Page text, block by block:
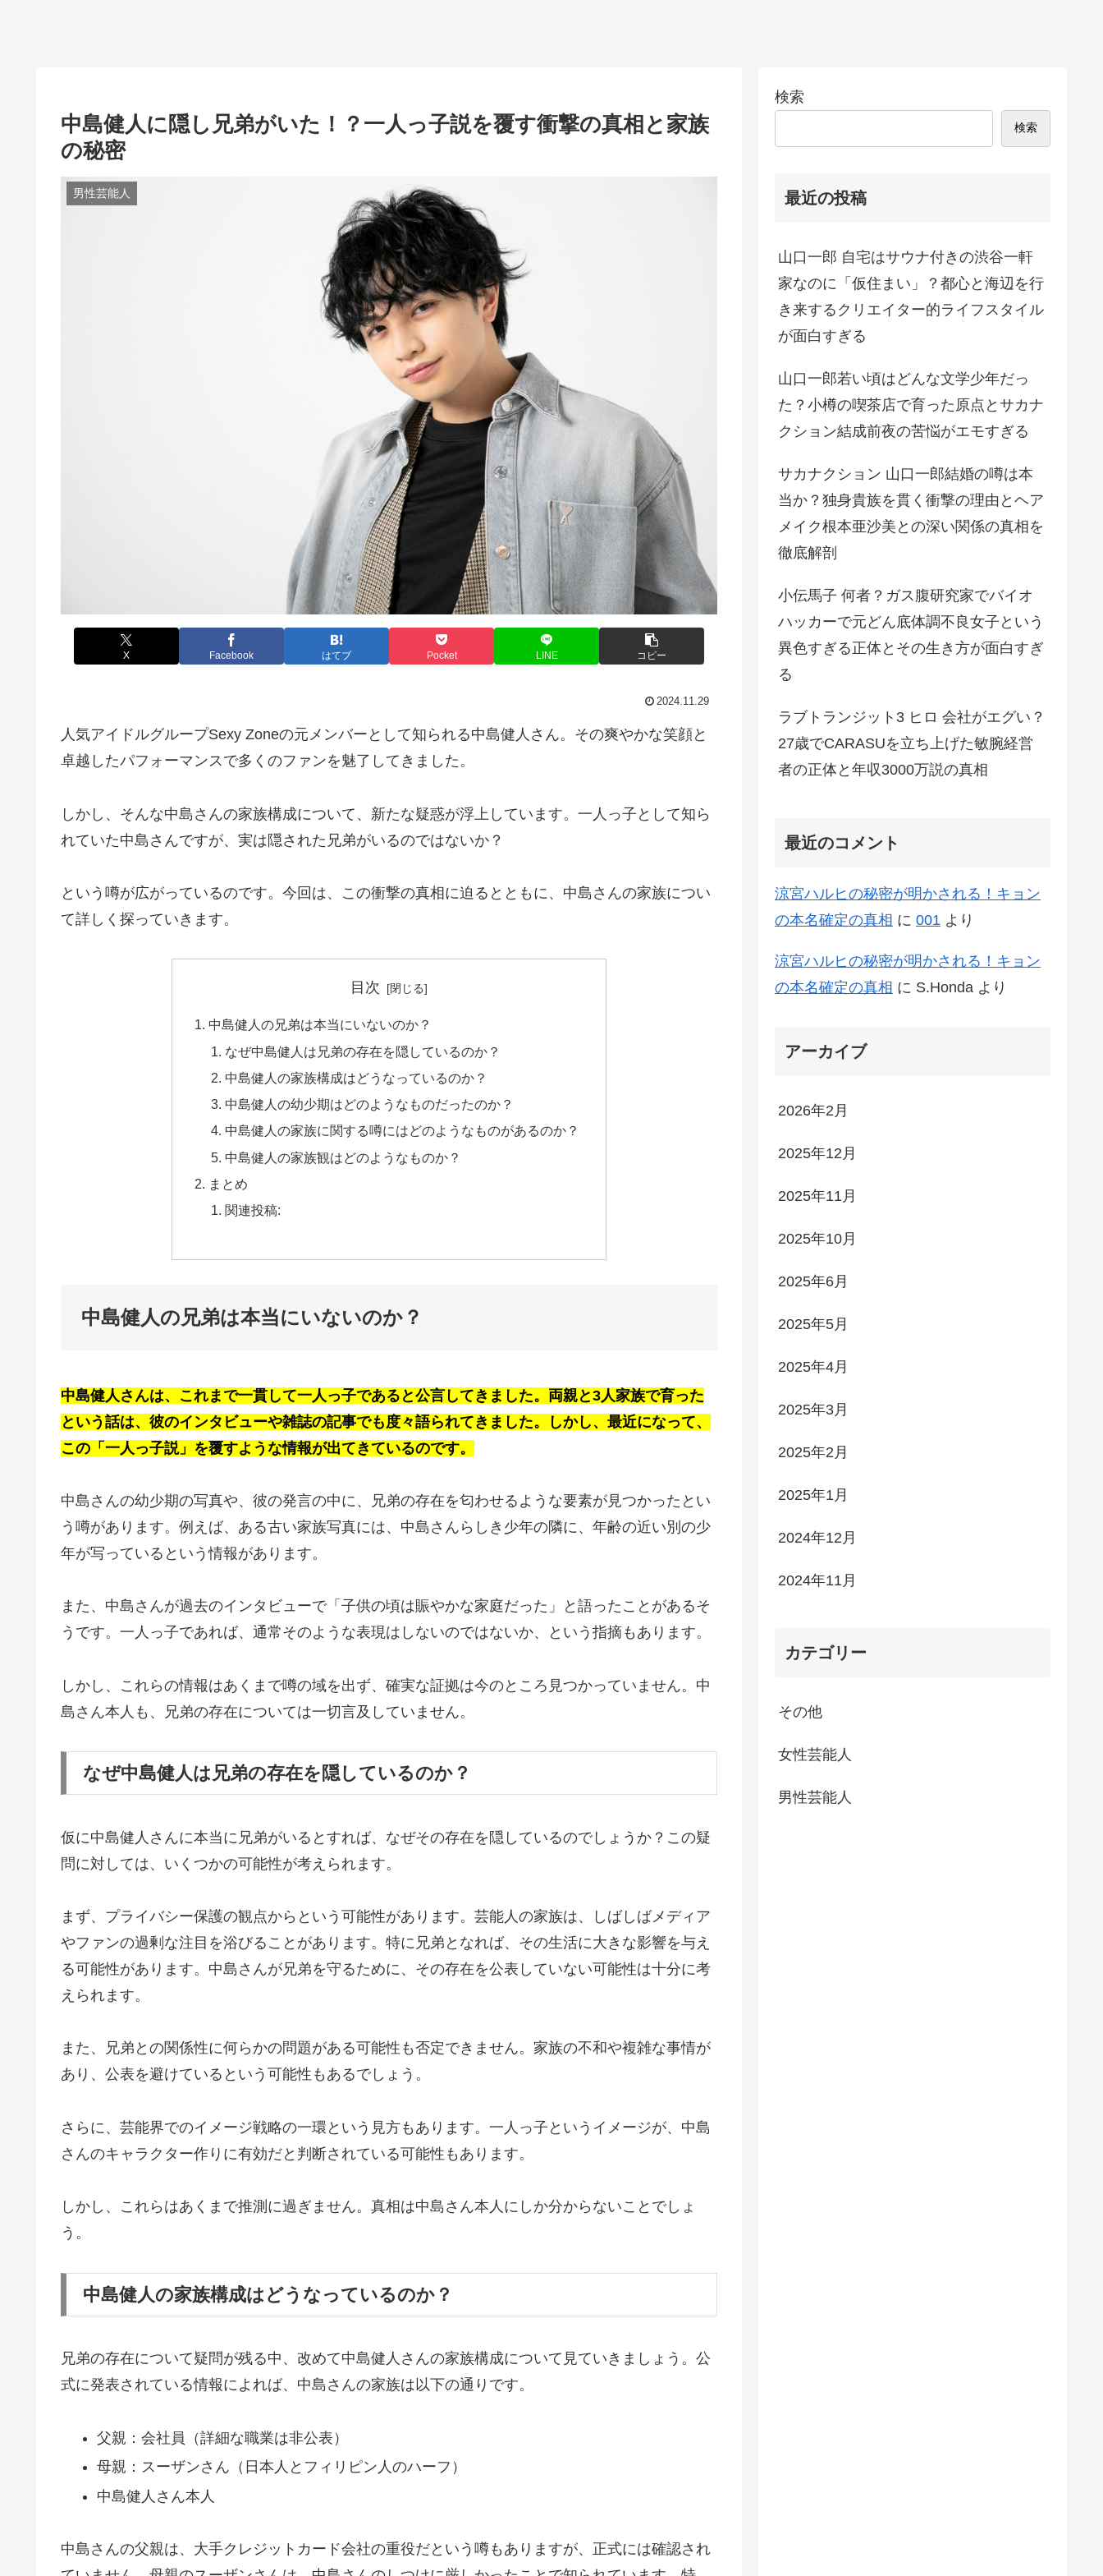
中島健人に隠し兄弟がいた！？一人っ子説を覆す衝撃の真相と家族
の秘密
男性芸能人
X Facebook はてブ Pocket LINE コピー
2024.11.29
人気アイドルグループSexy Zoneの元メンバーとして知られる中島健人さん。その爽やかな笑顔と
卓越したパフォーマンスで多くのファンを魅了してきました。
しかし、そんな中島さんの家族構成について、新たな疑惑が浮上しています。一人っ子として知ら
れていた中島さんですが、実は隠された兄弟がいるのではないか？
という噂が広がっているのです。今回は、この衝撃の真相に迫るとともに、中島さんの家族につい
て詳しく探っていきます。
目次
中島健人の兄弟は本当にいないのか？
なぜ中島健人は兄弟の存在を隠しているのか？
中島健人の家族構成はどうなっているのか？
中島健人の幼少期はどのようなものだったのか？
中島健人の家族に関する噂にはどのようなものがあるのか？
中島健人の家族観はどのようなものか？
まとめ
関連投稿:
中島健人の兄弟は本当にいないのか？
中島健人さんは、これまで一貫して一人っ子であると公言してきました。両親と3人家族で育った
という話は、彼のインタビューや雑誌の記事でも度々語られてきました。しかし、最近になって、
この「一人っ子説」を覆すような情報が出てきているのです。
中島さんの幼少期の写真や、彼の発言の中に、兄弟の存在を匂わせるような要素が見つかったとい
う噂があります。例えば、ある古い家族写真には、中島さんらしき少年の隣に、年齢の近い別の少
年が写っているという情報があります。
また、中島さんが過去のインタビューで「子供の頃は賑やかな家庭だった」と語ったことがあるそ
うです。一人っ子であれば、通常そのような表現はしないのではないか、という指摘もあります。
しかし、これらの情報はあくまで噂の域を出ず、確実な証拠は今のところ見つかっていません。中
島さん本人も、兄弟の存在については一切言及していません。
なぜ中島健人は兄弟の存在を隠しているのか？
仮に中島健人さんに本当に兄弟がいるとすれば、なぜその存在を隠しているのでしょうか？この疑
問に対しては、いくつかの可能性が考えられます。
まず、プライバシー保護の観点からという可能性があります。芸能人の家族は、しばしばメディア
やファンの過剰な注目を浴びることがあります。特に兄弟となれば、その生活に大きな影響を与え
る可能性があります。中島さんが兄弟を守るために、その存在を公表していない可能性は十分に考
えられます。
また、兄弟との関係性に何らかの問題がある可能性も否定できません。家族の不和や複雑な事情が
あり、公表を避けているという可能性もあるでしょう。
さらに、芸能界でのイメージ戦略の一環という見方もあります。一人っ子というイメージが、中島
さんのキャラクター作りに有効だと判断されている可能性もあります。
しかし、これらはあくまで推測に過ぎません。真相は中島さん本人にしか分からないことでしょ
う。
中島健人の家族構成はどうなっているのか？
兄弟の存在について疑問が残る中、改めて中島健人さんの家族構成について見ていきましょう。公
式に発表されている情報によれば、中島さんの家族は以下の通りです。
父親：会社員（詳細な職業は非公表）
母親：スーザンさん（日本人とフィリピン人のハーフ）
中島健人さん本人
中島さんの父親は、大手クレジットカード会社の重役だという噂もありますが、正式には確認され
検索
検索
最近の投稿
山口一郎 自宅はサウナ付きの渋谷一軒
家なのに「仮住まい」？都心と海辺を行
き来するクリエイター的ライフスタイル
が面白すぎる
山口一郎若い頃はどんな文学少年だっ
た？小樽の喫茶店で育った原点とサカナ
クション結成前夜の苦悩がエモすぎる
サカナクション 山口一郎結婚の噂は本
当か？独身貴族を貫く衝撃の理由とヘア
メイク根本亜沙美との深い関係の真相を
徹底解剖
小伝馬子 何者？ガス腹研究家でバイオ
ハッカーで元どん底体調不良女子という
異色すぎる正体とその生き方が面白すぎ
る
ラブトランジット3 ヒロ 会社がエグい？
27歳でCARASUを立ち上げた敏腕経営
者の正体と年収3000万説の真相
最近のコメント
涼宮ハルヒの秘密が明かされる！キョン
の本名確定の真相 に 001 より
涼宮ハルヒの秘密が明かされる！キョン
の本名確定の真相 に S.Honda より
アーカイブ
2026年2月
2025年12月
2025年11月
2025年10月
2025年6月
2025年5月
2025年4月
2025年3月
2025年2月
2025年1月
2024年12月
2024年11月
カテゴリー
その他
女性芸能人
男性芸能人